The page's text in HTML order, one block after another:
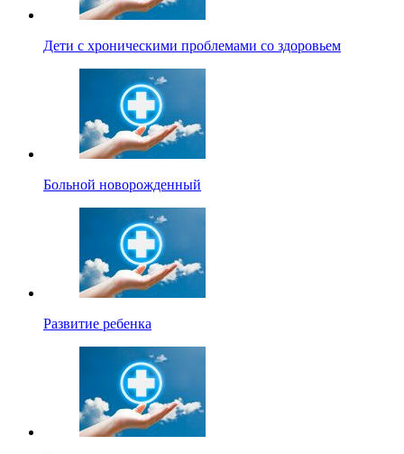
Дети с хроническими проблемами со здоровьем
Больной новорожденный
Развитие ребенка